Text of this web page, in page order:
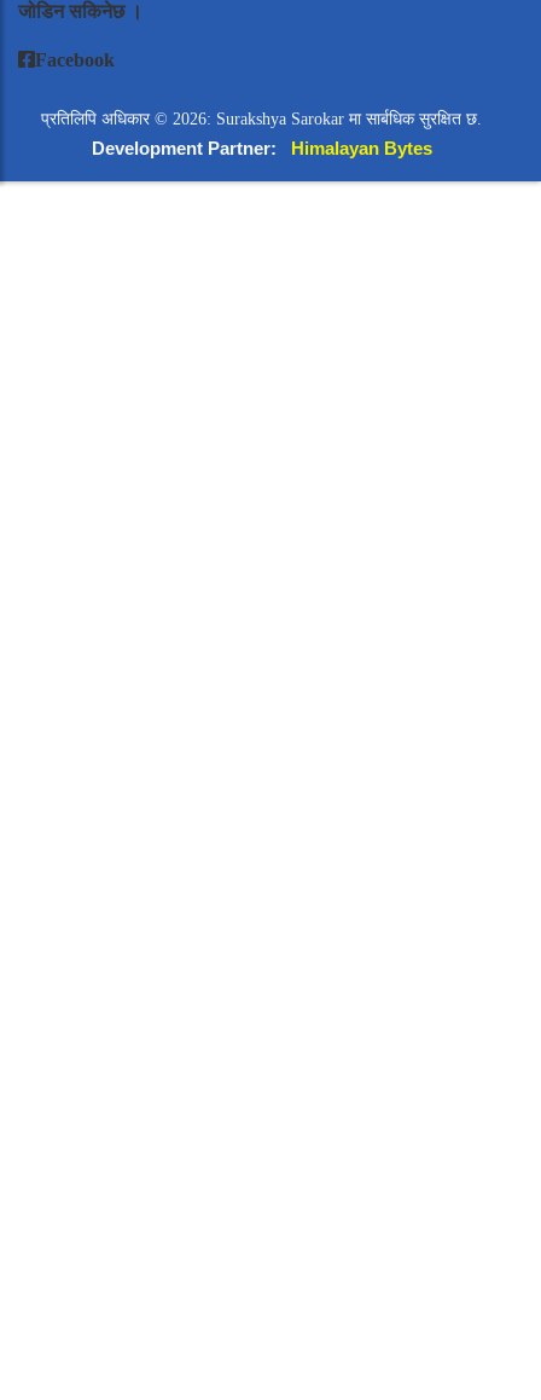
जोडिन सकिनेछ ।
Facebook
प्रतिलिपि अधिकार © 2026: Surakshya Sarokar मा सार्बधिक सुरक्षित छ.
Development Partner: Himalayan Bytes